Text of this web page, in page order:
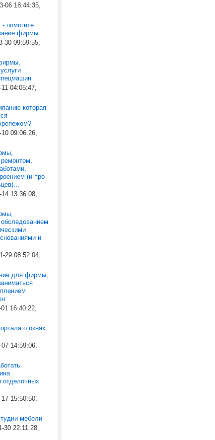
06 18:44:35,
помогите
фирмы
30 09:59:55,
04:05:47,
которая
10 09:06:26,
(и про
14 13:36:08,
и
29 08:52:04,
для фирмы,
16:40:22,
о окнах
07 14:59:06,
отделочных
17 15:50:50,
мебели
30 22:11:28,